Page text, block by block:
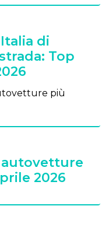
di
Top
più
2026